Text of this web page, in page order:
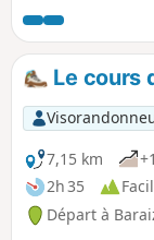
Le cours
7,15 km
2h 35
Départ à